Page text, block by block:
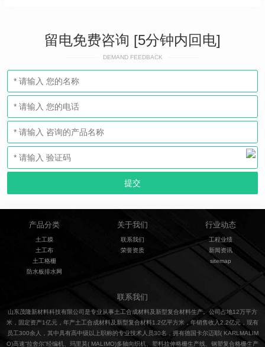
留电免费咨询 [5分钟内回电]
DEMAND FEEDBACK
产品分类
土工膜
土工布
土工格栅
防水板排水网
关于我们
联系我们
荣誉资质
行业动态
工程业绩
新闻资讯
sitemap
联系我们
山东茂隆新材料科技有限公司是专业从事土工合成材料及新型复合材料生产。公司占地12万平方
米，固定资产1亿元，年产土工合成材料及新型复合材料1.2亿平方米，年销售收入2.2亿元，现有
员工300余人，其中具有高中级以上职称的专业技术人员30名，拥有德国卡尔迈耶( KARLMALIM
O)高速“拉舍尔”经编机、玛里莫( MALIMO)多轴向织机、塑料拉伸格栅生产线、钢塑复合格栅生产